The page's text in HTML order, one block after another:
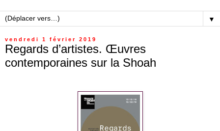
▼
vendredi 1 février 2019
Regards d’artistes. Œuvres
contemporaines sur la Shoah